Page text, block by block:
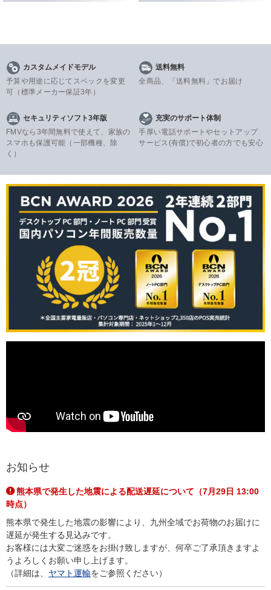
カスタムメイドモデル
予算や用途に応じてスペックを変更
可 （標準メーカー保証3年）
送料無料
全商品、「送料無料」でお届け
セキュリティソフト3年版
FMVなら3年間無料で使えて、家族の
スマホも保護可能（一部機種、除
く）
充実のサポート体制
手厚い電話サポートやセットアップ
サービス(有償)で初心者の方でも安心
お知らせ
熊本県で発生した地震による配送遅延について（7月29日 13:00
時点）
熊本県で発生した地震の影響により、九州全域でお荷物のお届けに
遅延が発生する見込みです。
お客様には大変ご迷惑をお掛け致しますが、何卒ご了承頂きますよ
うよろしくお願い申し上げます。
（詳細は、 ヤマト運輸をご参照ください）